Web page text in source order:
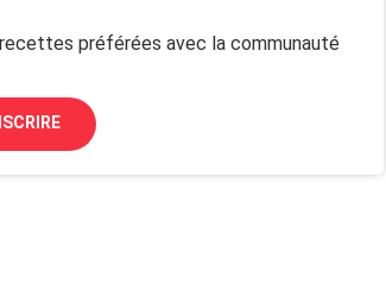
préférées avec la communauté